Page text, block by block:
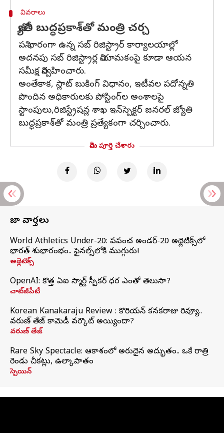
వివరాలు
జ్యోతి బుద్ధప్రకాశ్‌తో మంత్రి చర్చ
పని భారంగా ఉన్న సబ్‌ రిజిస్ట్రార్‌ కార్యాలయాల్లో
అదనపు సబ్‌ రిజిస్ట్రార్ల నియామకంపై కూడా ఆయన
సమీక్ష నిర్వహించారు.
అంతేకాక, స్లాట్‌ బుకింగ్ విధానం, ఇటీవల పదోన్నతి
పొందిన అధికారులకు పోస్టింగ్‌ల అంశాలపై
స్టాంపులు,రిజిస్ట్రేషన్ల శాఖ ఇన్‌స్పెక్టర్‌ జనరల్‌ జ్యోతి
బుద్ధప్రకాశ్‌తో మంత్రి ప్రత్యేకంగా చర్చించారు.
మీరు పూర్తి చేశారు
తాజా వార్తలు
World Athletics Under-20: ప్రపంచ అండర్-20 అథ్లెటిక్స్‌లో
భారత్‌ శుభారంభం.. ఫైనల్స్‌లోకి ముగ్గురు!
అథ్లెటిక్స్
OpenAI: కొత్త ఏఐ స్మార్ట్ స్పీకర్ ధర ఎంతో తెలుసా?
చాట్‌జీపీటీ
Korean Kanakaraju Review : కొరియన్ కనకరాజు రివ్యూ..
వరుణ్ తేజ్ కామెడీ వర్కౌట్ అయ్యిందా?
వరుణ్ తేజ్
Rare Sky Spectacle: ఆకాశంలో అరుదైన అద్భుతం.. ఒకే రాత్రి
రెండు చీకట్లు, ఉల్కాపాతం
స్పెయిన్